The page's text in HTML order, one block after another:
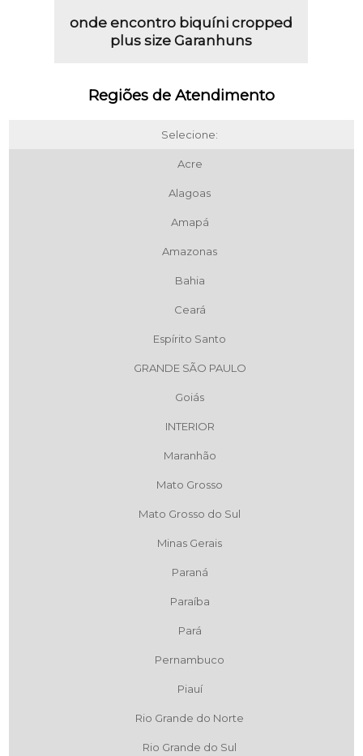
onde encontro biquíni cropped
plus size Garanhuns
Regiões de Atendimento
Selecione:
Acre
Alagoas
Amapá
Amazonas
Bahia
Ceará
Espírito Santo
GRANDE SÃO PAULO
Goiás
INTERIOR
Maranhão
Mato Grosso
Mato Grosso do Sul
Minas Gerais
Paraná
Paraíba
Pará
Pernambuco
Piauí
Rio Grande do Norte
Rio Grande do Sul